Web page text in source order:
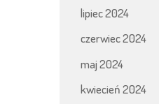
lipiec 2024
czerwiec 2024
maj 2024
kwiecień 2024